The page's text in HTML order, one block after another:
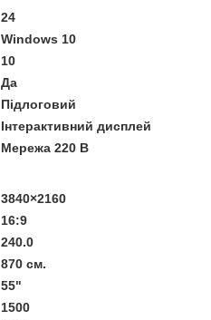
24
Windows 10
10
Да
Підлоговий
Інтерактивний дисплей
Мережа 220 В
3840×2160
16:9
240.0
870 см.
55"
1500